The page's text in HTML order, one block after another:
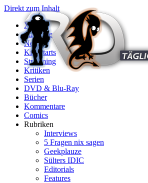
Direkt zum Inhalt
X
Startseite
News
Kinostarts
Streaming
Kritiken
Serien
DVD & Blu-Ray
Bücher
Kommentare
Comics
Rubriken
Interviews
5 Fragen nix sagen
Geekplauze
Sülters IDIC
Editorials
Features